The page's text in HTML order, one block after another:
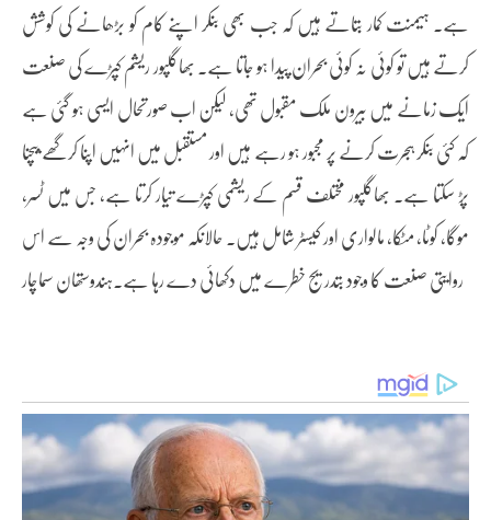
ہے۔ ہیمنت کمار بتاتے ہیں کہ جب بھی بنکر اپنے کام کو بڑھانے کی کوشش
کرتے ہیں تو کوئی نہ کوئی بحران پیدا ہو جاتا ہے۔ بھاگلپور ریشم کپڑے کی صنعت
ایک زمانے میں بیرون ملک مقبول تھی، لیکن اب صورتحال ایسی ہو گئی ہے
کہ کئی بنکر ہجرت کرنے پر مجبور ہو رہے ہیں اور مستقبل میں انہیں اپنا کرگھے بیچنا
پڑ سکتا ہے۔ بھاگلپور مختلف قسم کے ریشمی کپڑے تیار کرتا ہے، جس میں ٹسر،
موگا، کوٹا، مٹکا، مالواری اور کیسٹر شامل ہیں۔ حالانکہ موجودہ بحران کی وجہ سے اس
روایتی صنعت کا وجود بتدریج خطرے میں دکھائی دے رہا ہے۔ہندوستھان سماچار